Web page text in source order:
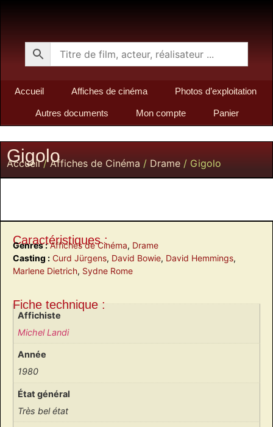
Accueil Affiches de cinéma Photos d’exploitation
Autres documents Mon compte Panier
Gigolo
Accueil/Affiches de Cinéma / Drame / Gigolo
Caractéristiques :
Genres : Affiches de Cinéma, Drame
Casting : Curd Jürgens, David Bowie, David Hemmings,
Marlene Dietrich, Sydne Rome
Fiche technique :
Affichiste
Michel Landi
Année
1980
État général
Très bel état